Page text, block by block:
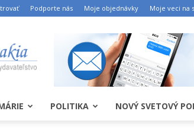
Podporte nás Moje objednávky Moje veci na
POLITIKA NOVÝ SVETOVÝ